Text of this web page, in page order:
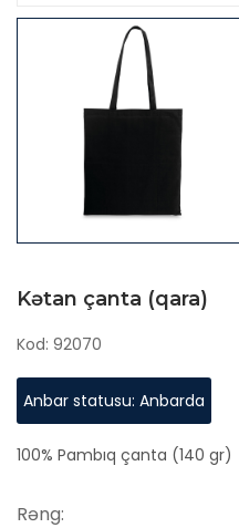
Kətan çanta (qara)
Kod: 92070
Anbar statusu: Anbarda
100% Pambıq çanta (140 gr)
Rəng: